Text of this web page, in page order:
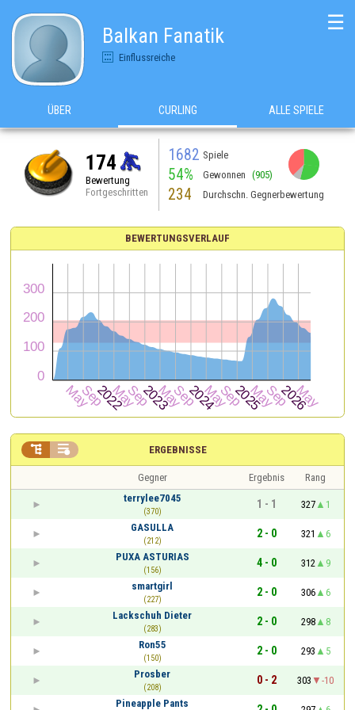
Balkan Fanatik
Einflussreiche
☰
ÜBER CURLING ALLE SPIELE
174
Bewertung
Fortgeschritten
1682 Spiele
54% Gewonnen (905)
234 Durchschn. Gegnerbewertung
BEWERTUNGSVERLAUF
ERGEBNISSE
 
Gegner Ergebnis
Rang
terrylee7045
(370)
1 - 1 327
1
GASULLA
(212)
2 - 0 321
6
PUXA ASTURIAS
(156)
4 - 0 312
9
smartgirl
(227)
2 - 0 306
6
Lackschuh Dieter
(283)
2 - 0 298
8
Ron55
(150)
2 - 0 293
5
Prosber
(208)
0 - 2 303
-10
Pineapple Pants